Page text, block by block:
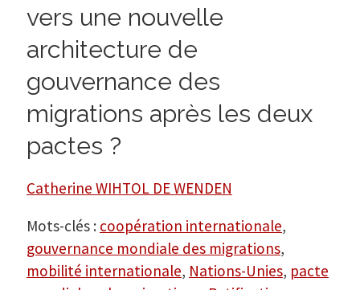
vers une nouvelle
architecture de
gouvernance des
migrations après les deux
pactes ?
Catherine WIHTOL DE WENDEN
Mots-clés : coopération internationale,
gouvernance mondiale des migrations,
mobilité internationale, Nations-Unies, pacte